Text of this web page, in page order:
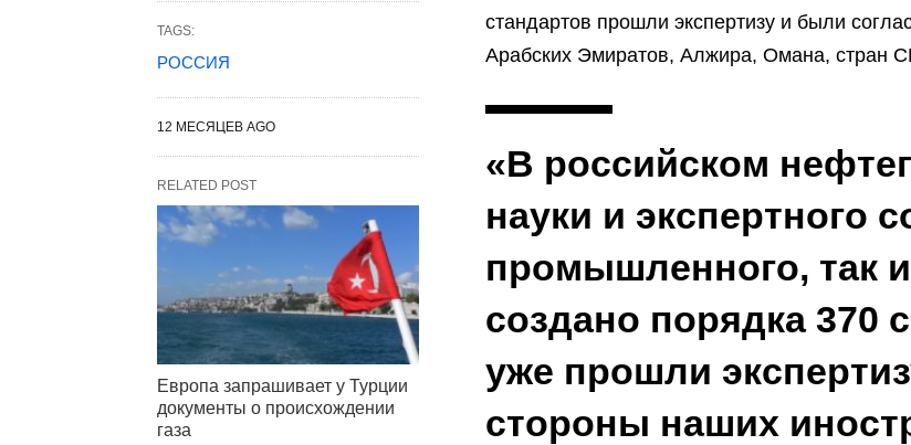
стандартов прошли экспертизу и были
Арабских Эмиратов, Алжира, Омана, стран
«В российском
науки и экспертного
промышленного, так
создано порядка 370
уже прошли
стороны наших
TAGS:
РОССИЯ
12 МЕСЯЦЕВ AGO
RELATED POST
Европа запрашивает у Турции
документы о происхождении
газа